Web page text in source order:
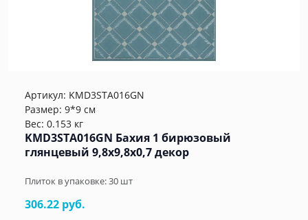
Артикул: KMD3STA016GN
Размер: 9*9 см
Вес: 0.153 кг
KMD3STA016GN Бахия 1 бирюзовый
глянцевый 9,8x9,8x0,7 декор
Плиток в упаковке:30 шт
306.22 руб.